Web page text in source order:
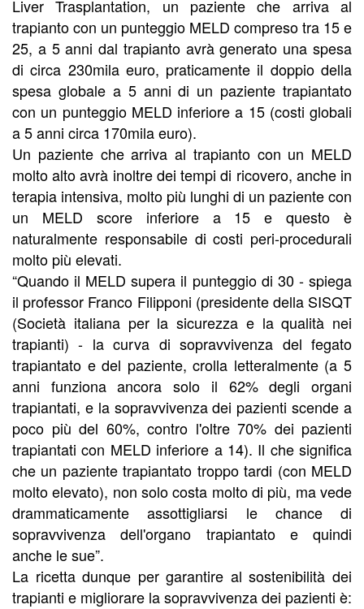
Liver Trasplantation, un paziente che arriva al
trapianto con un punteggio MELD compreso tra 15 e
25, a 5 anni dal trapianto avrà generato una spesa
di circa 230mila euro, praticamente il doppio della
spesa globale a 5 anni di un paziente trapiantato
con un punteggio MELD inferiore a 15 (costi globali
a 5 anni circa 170mila euro).
Un paziente che arriva al trapianto con un MELD
molto alto avrà inoltre dei tempi di ricovero, anche in
terapia intensiva, molto più lunghi di un paziente con
un MELD score inferiore a 15 e questo è
naturalmente responsabile di costi peri-procedurali
molto più elevati.
“Quando il MELD supera il punteggio di 30 - spiega
il professor Franco Filipponi (presidente della SISQT
(Società italiana per la sicurezza e la qualità nei
trapianti) - la curva di sopravvivenza del fegato
trapiantato e del paziente, crolla letteralmente (a 5
anni funziona ancora solo il 62% degli organi
trapiantati, e la sopravvivenza dei pazienti scende a
poco più del 60%, contro l'oltre 70% dei pazienti
trapiantati con MELD inferiore a 14). Il che significa
che un paziente trapiantato troppo tardi (con MELD
molto elevato), non solo costa molto di più, ma vede
drammaticamente assottigliarsi le chance di
sopravvivenza dell'organo trapiantato e quindi
anche le sue”.
La ricetta dunque per garantire al sostenibilità dei
trapianti e migliorare la sopravvivenza dei pazienti è: